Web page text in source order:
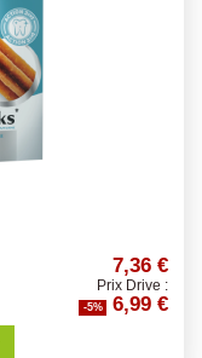
7,36 €
Prix Drive :
-5% 6,99 €